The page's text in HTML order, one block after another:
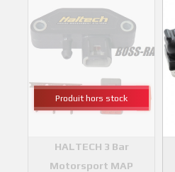
HALTECH 3 Bar
Motorsport MAP
Produit hors stock